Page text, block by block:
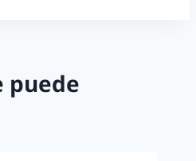
puede